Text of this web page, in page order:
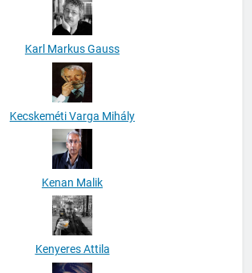
Karl Markus Gauss
Kecskeméti Varga Mihály
Kenan Malik
Kenyeres Attila